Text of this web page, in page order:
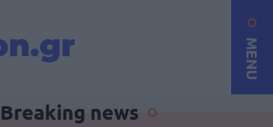
MENU
Breaking news